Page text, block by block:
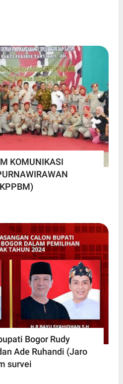
KOMUNIKASI
Bogor Rudy
Ade Ruhandi (Jaro
survei